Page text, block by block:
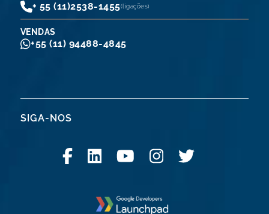
+ 55 (11)2538-1455(ligações)
VENDAS
+55 (11) 94488-4845
SIGA-NOS